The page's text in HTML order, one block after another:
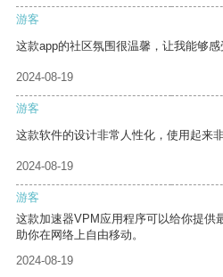
游客
这款app的社区氛围很温馨，让我能够感
2024-08-19
游客
这款软件的设计非常人性化，使用起来非
2024-08-19
游客
这款加速器VPM应用程序可以给你提供
助你在网络上自由移动。
2024-08-19